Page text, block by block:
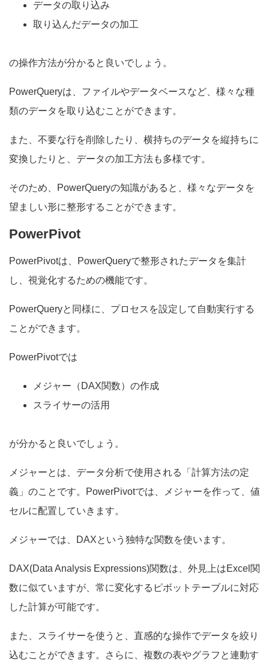
データの取り込み
取り込んだデータの加工
の操作方法が分かると良いでしょう。
PowerQueryは、ファイルやデータベースなど、様々な種
類のデータを取り込むことができます。
また、不要な行を削除したり、横持ちのデータを縦持ちに
変換したりと、データの加工方法も多様です。
そのため、PowerQueryの知識があると、様々なデータを
望ましい形に整形することができます。
PowerPivot
PowerPivotは、PowerQueryで整形されたデータを集計
し、視覚化するための機能です。
PowerQueryと同様に、プロセスを設定して自動実行する
ことができます。
PowerPivotでは
メジャー（DAX関数）の作成
スライサーの活用
が分かると良いでしょう。
メジャーとは、データ分析で使用される「計算方法の定
義」のことです。PowerPivotでは、メジャーを作って、値
セルに配置していきます。
メジャーでは、DAXという独特な関数を使います。
DAX(Data Analysis Expressions)関数は、外見上はExcel関
数に似ていますが、常に変化するピボットテーブルに対応
した計算が可能です。
また、スライサーを使うと、直感的な操作でデータを絞り
込むことができます。さらに、複数の表やグラフと連動す